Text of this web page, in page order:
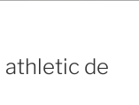
athletic de